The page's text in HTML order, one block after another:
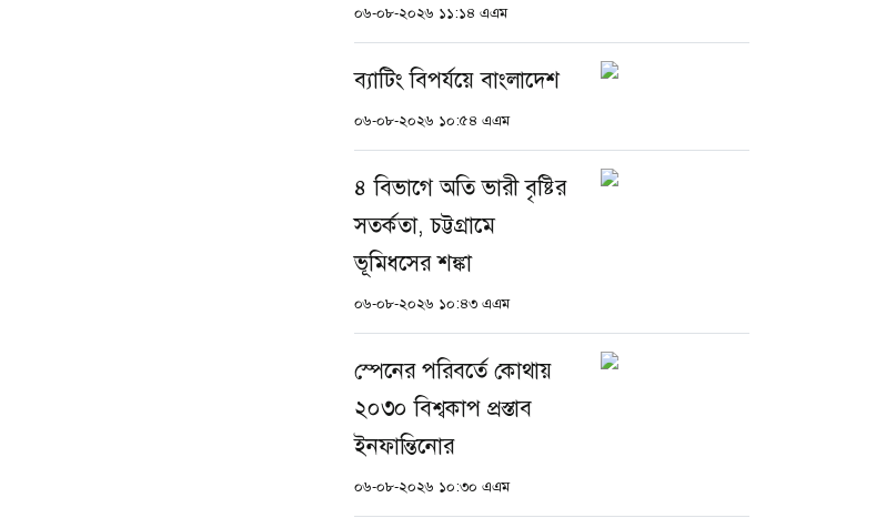
০৬-০৮-২০২৬ ১১:১৪ এএম
ব্যাটিং বিপর্যয়ে বাংলাদেশ
০৬-০৮-২০২৬ ১০:৫৪ এএম
৪ বিভাগে অতি ভারী বৃষ্টির
সতর্কতা, চট্টগ্রামে
ভূমিধসের শঙ্কা
০৬-০৮-২০২৬ ১০:৪৩ এএম
স্পেনের পরিবর্তে কোথায়
২০৩০ বিশ্বকাপ প্রস্তাব
ইনফান্তিনোর
০৬-০৮-২০২৬ ১০:৩০ এএম